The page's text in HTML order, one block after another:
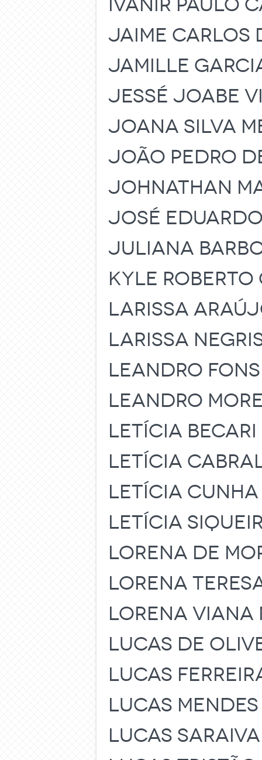
IVANIR PAULO
JAIME CARLOS
JAMILLE
JESSÉ JOABE
JOANA SILVA
JOÃO PEDRO
JOHNATHAN
JOSÉ
JULIANA
KYLE
LARISSA
LARISSA
LEANDRO
LEANDRO
LETÍCIA
LETÍCIA
LETÍCIA
LETÍCIA
LORENA DE
LORENA
LORENA VIANA
LUCAS DE
LUCAS
LUCAS
LUCAS